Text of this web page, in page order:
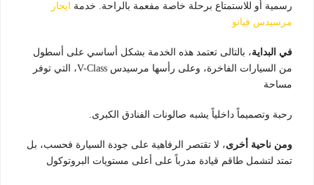
رسمية أو للاستمتاع برحلة خاصة مفعمة بالراحة. خدمة
ايجار
مرسيدس فيانو
في البداية، بالتالى تعتمد هذه الخدمة بشكل أساسي على أسطول
من السيارات الفاخرة، وعلى رأسها مرسيدس V-Class، التي توفر
مساحة
رحبة وتصميماً داخلياً يشبه صالونات الفنادق الكبرى.
ومن ناحية أخرى، لا تقتصر الرفاهية على جودة السيارة فحسب، بل
تمتد لتشمل طاقم قيادة مدرباً على أعلى مستويات البروتوكول